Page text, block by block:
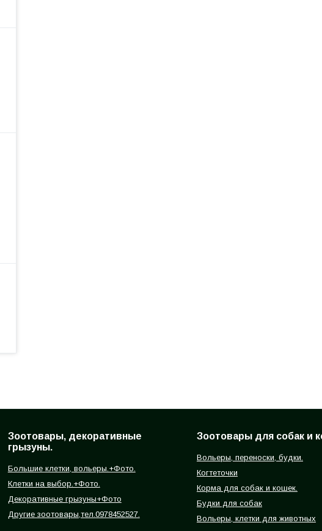
Зоотовары, декоративные
грызуны.
Большие клетки, вольеры.+Фото.
Клетки на выбор.+Фото.
Декоративные грызуны+Фото
Другие зоотовары,тел.0978452527.
Зоотовары для собак и
Вольеры, переноски, будки.
Когтеточки
Корма для собак и кошек.
Будки для собак
Вольеры, клетки для животных